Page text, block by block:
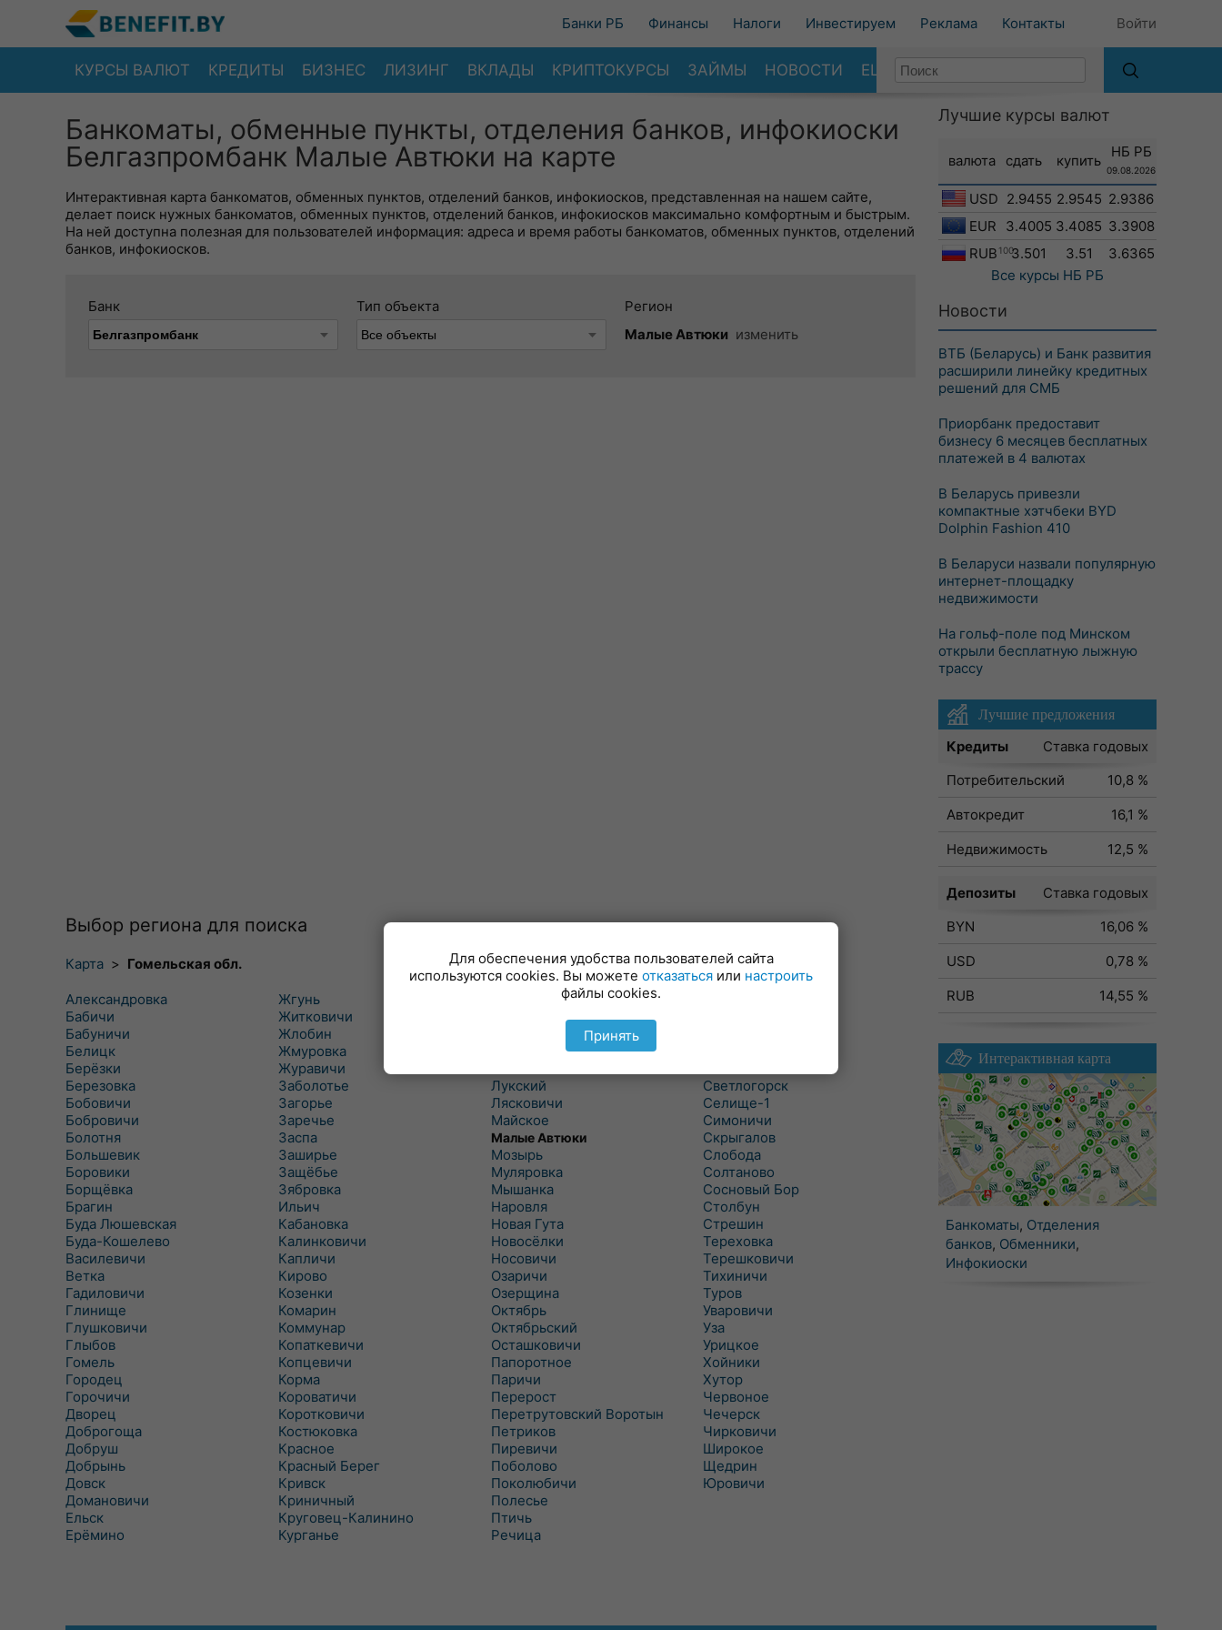
Банки РБ Финансы Налоги Инвестируем Реклама Контакты Войти
КУРСЫ ВАЛЮТ КРЕДИТЫ БИЗНЕС ЛИЗИНГ ВКЛАДЫ КРИПТОКУРСЫ ЗАЙМЫ НОВОСТИ ЕЩЕ
Банкоматы, обменные пункты, отделения банков, инфокиоски
Белгазпромбанк Малые Автюки на карте
Интерактивная карта банкоматов, обменных пунктов, отделений банков, инфокиосков, представленная на нашем сайте,
делает поиск нужных банкоматов, обменных пунктов, отделений банков, инфокиосков максимально комфортным и быстрым.
На ней доступна полезная для пользователей информация: адреса и время работы банкоматов, обменных пунктов, отделений
банков, инфокиосков.
Банк Тип объекта
Регион
Малые Автюки изменить
Выбор региона для поиска
Карта > Гомельская обл.
Александровка
Бабичи
Бабуничи
Белицк
Берёзки
Березовка
Бобовичи
Бобровичи
Болотня
Большевик
Боровики
Борщёвка
Брагин
Буда Люшевская
Буда-Кошелево
Василевичи
Ветка
Гадиловичи
Глинище
Глушковичи
Глыбов
Гомель
Городец
Горочичи
Дворец
Доброгоща
Добруш
Добрынь
Довск
Домановичи
Ельск
Ерёмино
Жгунь
Житковичи
Жлобин
Жмуровка
Журавичи
Заболотье
Загорье
Заречье
Заспа
Заширье
Защёбье
Зябровка
Ильич
Кабановка
Калинковичи
Капличи
Кирово
Козенки
Комарин
Коммунар
Копаткевичи
Копцевичи
Корма
Короватичи
Коротковичи
Костюковка
Красное
Красный Берег
Кривск
Криничный
Круговец-Калинино
Курганье
Лукский
Лясковичи
Майское
Малые Автюки
Мозырь
Муляровка
Мышанка
Наровля
Новая Гута
Новосёлки
Носовичи
Озаричи
Озерщина
Октябрь
Октябрьский
Осташковичи
Папоротное
Паричи
Перерост
Перетрутовский Воротын
Петриков
Пиревичи
Поболово
Поколюбичи
Полесье
Птичь
Речица
Светлогорск
Селище-1
Симоничи
Скрыгалов
Слобода
Солтаново
Сосновый Бор
Столбун
Стрешин
Тереховка
Терешковичи
Тихиничи
Туров
Уваровичи
Уза
Урицкое
Хойники
Хутор
Червоное
Чечерск
Чирковичи
Широкое
Щедрин
Юровичи
Лучшие курсы валют
валюта сдать купить
НБ РБ
09.08.2026
USD 2.9455 2.9545 2.9386
EUR
3.4005 3.4085 3.3908
RUB 1003.501 3.51
3.6365
Все курсы НБ РБ
Новости
ВТБ (Беларусь) и Банк развития
расширили линейку кредитных
решений для СМБ
Приорбанк предоставит
бизнесу 6 месяцев бесплатных
платежей в 4 валютах
В Беларусь привезли
компактные хэтчбеки BYD
Dolphin Fashion 410
В Беларуси назвали популярную
интернет-площадку
недвижимости
На гольф-поле под Минском
открыли бесплатную лыжную
трассу
Лучшие предложения
Кредиты
Ставка годовых
Потребительский
10,8 %
Автокредит
16,1 %
Недвижимость
12,5 %
Депозиты
Ставка годовых
BYN
16,06 %
USD
0,78 %
RUB
14,55 %
Интерактивная карта
Банкоматы, Отделения
банков, Обменники,
Инфокиоски
Для обеспечения удобства пользователей сайта
используются cookies. Вы можете отказаться или настроить
файлы cookies.
Принять